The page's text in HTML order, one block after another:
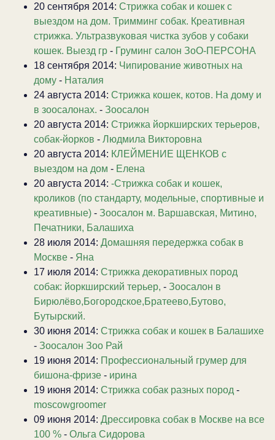
20 сентября 2014: Стрижка собак и кошек с
выездом на дом. Тримминг собак. Креативная
стрижка. Ультразвуковая чистка зубов у собаки
кошек. Выезд гр - Груминг салон ЗоО-ПЕРСОНА
18 сентября 2014: Чипирование животных на
дому - Наталия
24 августа 2014: Стрижка кошек, котов. На дому и
в зоосалонах. - Зоосалон
20 августа 2014: Стрижка йоркширских терьеров,
собак-йорков - Людмила Викторовна
20 августа 2014: КЛЕЙМЕНИЕ ЩЕНКОВ с
выездом на дом - Елена
20 августа 2014: -Стрижка собак и кошек,
кроликов (по стандарту, модельные, спортивные и
креативные) - Зоосалон м. Варшавская, Митино,
Печатники, Балашиха
28 июля 2014: Домашняя передержка собак в
Москве - Яна
17 июля 2014: Стрижка декоративных пород
собак: йоркширский терьер, - Зоосалон в
Бирюлёво,Богородское,Братеево,Бутово,
Бутырский.
30 июня 2014: Стрижка собак и кошек в Балашихе
- Зоосалон Зоо Рай
19 июня 2014: Профессиональный грумер для
бишона-фризе - ирина
19 июня 2014: Стрижка собак разных пород -
moscowgroomer
09 июня 2014: Дрессировка собак в Москве на все
100 % - Ольга Сидорова